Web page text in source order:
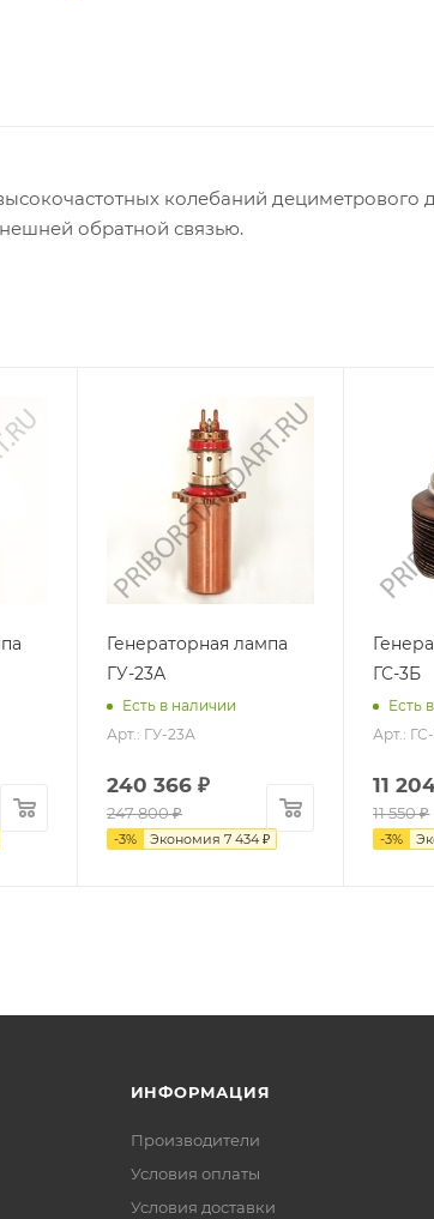
колебаний дециметрового
обратной связью.
Генераторная лампа
ГУ-23А
Есть в наличии
Арт.: ГУ-23А
240 366 ₽
247 800₽
-3% Экономия 7 434 ₽
ГС-3Б
Есть
Арт.:
11
11 550₽
-3%
ИНФОРМАЦИЯ
Производители
Условия оплаты
Условия доставки